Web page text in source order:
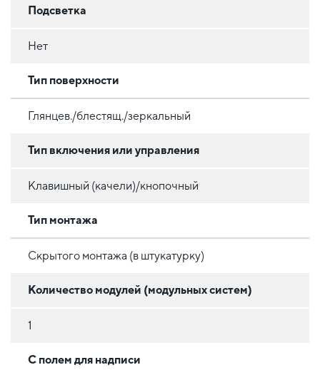
Подсветка
Нет
Тип поверхности
Глянцев./блестящ./зеркальный
Тип включения или управления
Клавишный (качели)/кнопочный
Тип монтажа
Скрытого монтажа (в штукатурку)
Количество модулей (модульных систем)
1
С полем для надписи